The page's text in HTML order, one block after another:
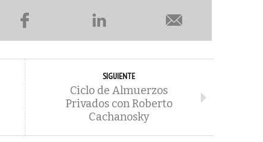
SIGUIENTE
Ciclo de Almuerzos
Privados con Roberto
Cachanosky